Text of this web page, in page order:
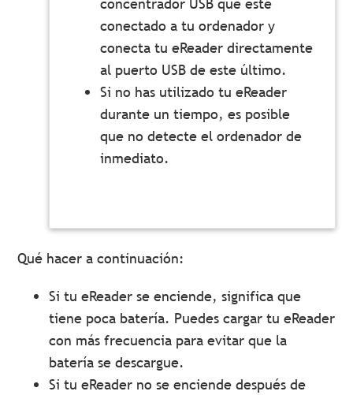
concentrador USB que esté
conectado a tu ordenador y
conecta tu eReader directamente
al puerto USB de este último.
Si no has utilizado tu eReader
durante un tiempo, es posible
que no detecte el ordenador de
inmediato.
Qué hacer a continuación:
Si tu eReader se enciende, significa que
tiene poca batería. Puedes cargar tu eReader
con más frecuencia para evitar que la
batería se descargue.
Si tu eReader no se enciende después de